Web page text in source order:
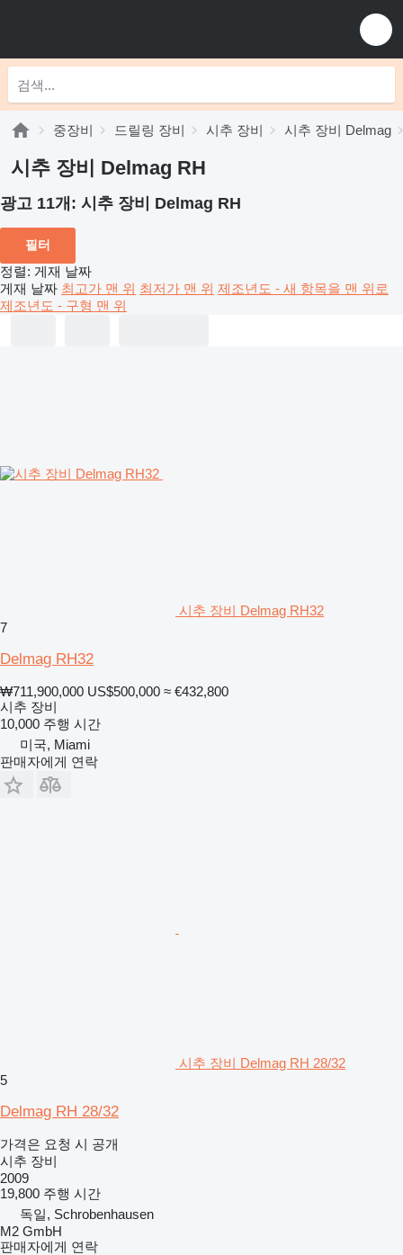
중장비 드릴링 장비 시추 장비 시추 장비 Delmag
시추 장비 Delmag RH
광고 11개: 시추 장비 Delmag RH
필터
정렬: 게재 날짜
게재 날짜 최고가 맨 위 최저가 맨 위 제조년도 - 새 항목을 맨 위로
제조년도 - 구형 맨 위
시추 장비 Delmag RH32
7
Delmag RH32
₩711,900,000 US$500,000 ≈ €432,800
시추 장비
10,000 주행 시간
미국, Miami
판매자에게 연락
시추 장비 Delmag RH 28/32
5
Delmag RH 28/32
가격은 요청 시 공개
시추 장비
2009
19,800 주행 시간
독일, Schrobenhausen
M2 GmbH
판매자에게 연락